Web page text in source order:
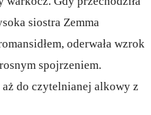
siostra Zemma
oderwała wzrok
spojrzeniem.
do czytelnianej alkowy z